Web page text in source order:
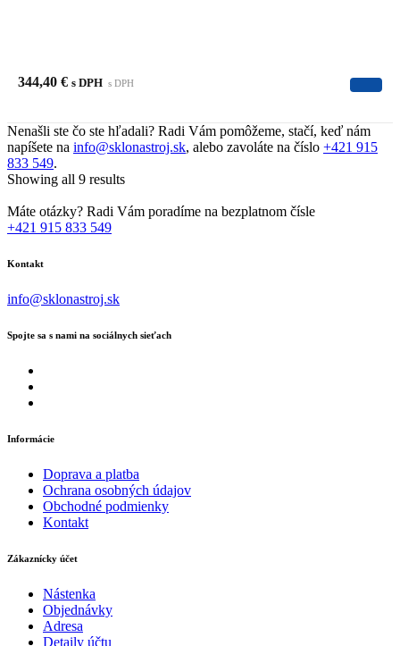
344,40 € s DPH s DPH
Nenašli ste čo ste hľadali? Radi Vám pomôžeme, stačí, keď nám
napíšete na info@sklonastroj.sk, alebo zavoláte na číslo +421 915
833 549.
Showing all 9 results
Máte otázky? Radi Vám poradíme na bezplatnom čísle
+421 915 833 549
Kontakt
info@sklonastroj.sk
Spojte sa s nami na sociálnych sieťach
Informácie
Doprava a platba
Ochrana osobných údajov
Obchodné podmienky
Kontakt
Zákaznícky účet
Nástenka
Objednávky
Adresa
Detaily účtu